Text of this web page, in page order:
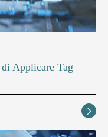
Applicare Tag
